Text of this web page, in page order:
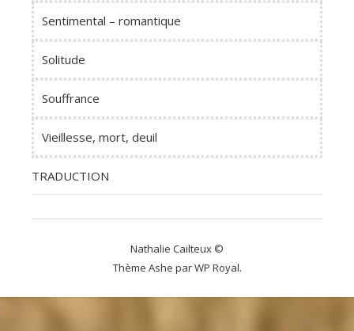
Sentimental – romantique
Solitude
Souffrance
Vieillesse, mort, deuil
TRADUCTION
Nathalie Cailteux ©
Thème Ashe parWP Royal.